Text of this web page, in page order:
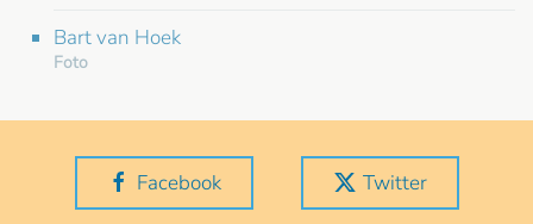
Bart van Hoek
Foto
Facebook Twitter